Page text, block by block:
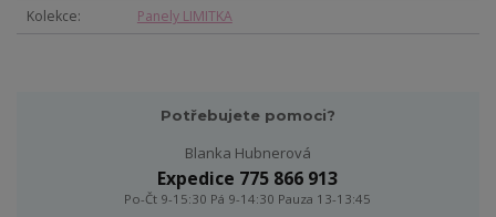
Kolekce
Panely LIMITKA
Potřebujete pomoci?
Blanka Hubnerová
Expedice 775 866 913
Po-Čt 9-15:30 Pá 9-14:30 Pauza 13-13:45